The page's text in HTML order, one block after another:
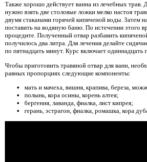
Также хорошо действует ванна из лечебных трав.
нужно взять две столовые ложки мелко настоя
двумя стаканами горячей кипяченой воды. Затем
поставить на водяную баню. По истечении этого
процедите. Полученный отвар разбавить
получилось два литра. Для лечения делайте
по пятнадцать минут. Курс включает одиннадцать
Чтобы приготовить травяной отвар для ванн,
равных пропорциях следующие компоненты:
мать и мачеха, вишня, крапива, береза,
полынь, кора осины, корень алтея;
бергения, лаванда, фиалка, лист кипрея;
герань, эстрагон, фиалка, ромашка, кора